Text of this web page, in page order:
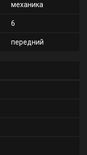
механика
6
передний